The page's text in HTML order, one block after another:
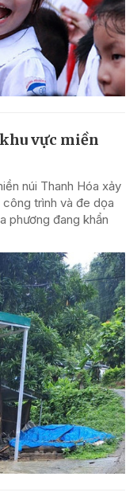
vực miền
núi Thanh Hóa xảy
trình và đe dọa
phương đang khẩn